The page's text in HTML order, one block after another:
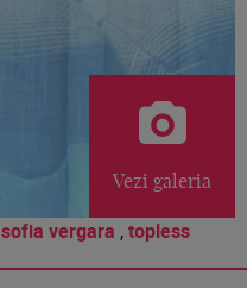
Vezi galeria
sofia vergara ,topless